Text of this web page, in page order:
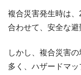
複合災害発生時は
合わせて、安全な避
しかし、複合災害
多く、ハザードマ